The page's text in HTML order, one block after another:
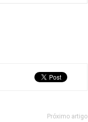
Próximo artigo